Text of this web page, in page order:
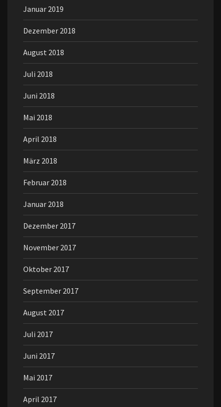
Januar 2019
Dezember 2018
August 2018
Juli 2018
Juni 2018
Mai 2018
April 2018
März 2018
Februar 2018
Januar 2018
Dezember 2017
November 2017
Oktober 2017
September 2017
August 2017
Juli 2017
Juni 2017
Mai 2017
April 2017